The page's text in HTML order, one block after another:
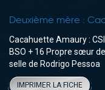
Deuxième mère :
Cacahuette Amaury :
BSO + 16 Propre sœur
selle de Rodrigo Pessoa
IMPRIMER LA FICHE